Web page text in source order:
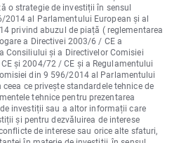
o strategie de investiții în sensul
2014 al Parlamentului European și al
privind abuzul de piață ( reglementarea
a Directivei 2003/6 / CE a
Consiliului și a Directivelor Comisiei
și 2004/72 / CE și a Regulamentului
din 9 596/2014 al Parlamentului
ce privește standardele tehnice de
tehnice pentru prezentarea
investiții sau a altor informații care
și pentru dezvăluirea de interese
de interese sau orice alte sfaturi,